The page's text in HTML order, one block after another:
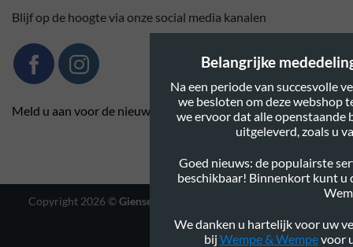
Blijf op de hoogte via onze social media kanalen
Meld u aan voor de nieuwsbrief
Copyright 2026 ©Gienservies.nl
Design
Belangrijke
Na een periode van succesvolle
we besloten om deze webshop
we ervoor dat alle openstaande
uitgeleverd, zoals u
Goed nieuws: de populairste
beschikbaar! Binnenkort kunt u
We danken u hartelijk voor uw
bij Wempe & Wempevoor